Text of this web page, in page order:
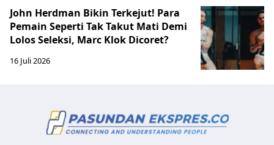
John Herdman Bikin Terkejut! Para
Pemain Seperti Tak Takut Mati Demi
Lolos Seleksi, Marc Klok Dicoret?
16 Juli 2026